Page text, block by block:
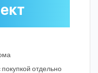
отдельно